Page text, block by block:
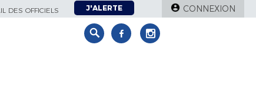
DES OFFICIELS J'ALERTE CONNEXION